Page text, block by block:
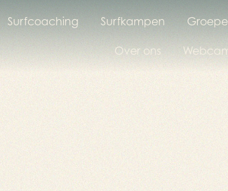
Surfcoaching Surfkampen
Over ons